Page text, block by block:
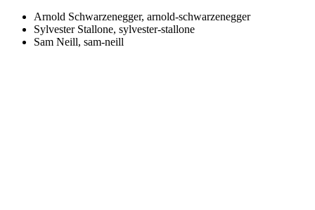
Arnold Schwarzenegger, arnold-schwarzenegger
Sylvester Stallone, sylvester-stallone
Sam Neill, sam-neill